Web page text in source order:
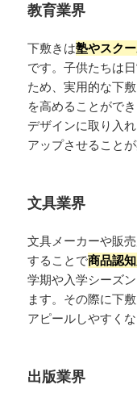
教育業界
下敷きは塾やスク
です。子供たちは
ため、実用的な下
を高めることがで
デザインに取り入
アップさせることが
文具業界
文具メーカーや販
することで商品認
学期や入学シーズ
ます。その際に下
アピールしやすくな
出版業界